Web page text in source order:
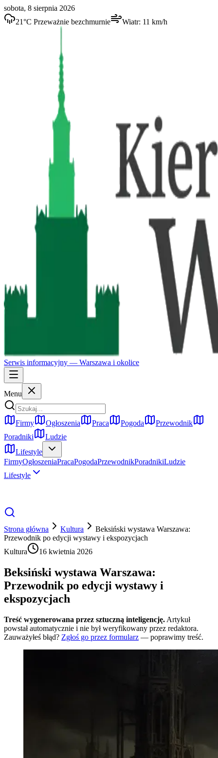
sobota, 8 sierpnia 2026
21°C Przeważnie bezchmurnie Wiatr: 11 km/h
Serwis informacyjny — Warszawa i okolice
Menu
Firmy Ogłoszenia Praca Pogoda
Przewodnik
Poradniki
Ludzie
Lifestyle
FirmyOgłoszeniaPracaPogodaPrzewodnikPoradnikiLudzie
Lifestyle
Strona główna Kultura
Beksiński wystawa Warszawa:
Przewodnik po edycji wystawy i ekspozycjach
Kultura
16 kwietnia 2026
Beksiński wystawa Warszawa:
Przewodnik po edycji wystawy i
ekspozycjach
Treść wygenerowana przez sztuczną inteligencję. Artykuł
powstał automatycznie i nie był weryfikowany przez redaktora.
Zauważyłeś błąd? Zgłoś go przez formularz — poprawimy treść.